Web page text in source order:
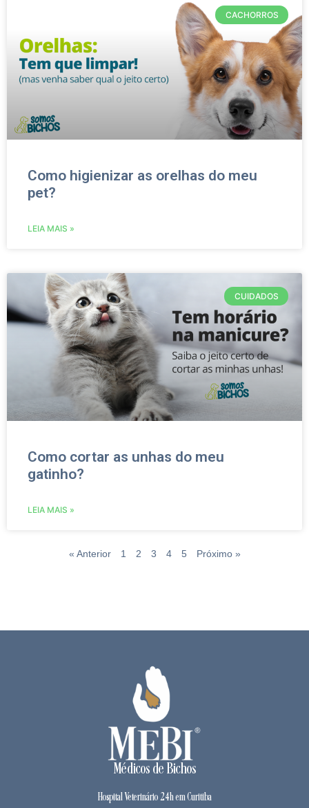
CACHORROS
Como higienizar as orelhas do meu
pet?
LEIA MAIS »
CUIDADOS
Como cortar as unhas do meu
gatinho?
LEIA MAIS »
« Anterior 1 2 3 4 5 Próximo »
Médicos de Bichos
Hospital Veterinário 24h em Curitiba